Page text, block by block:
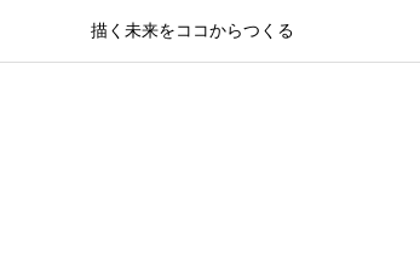
描く未来をココからつくる